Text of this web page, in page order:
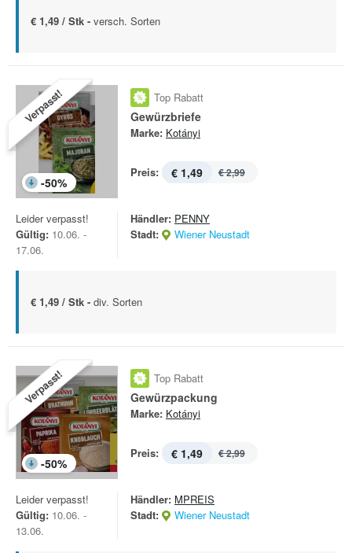
€ 1,49 / Stk - versch. Sorten
Verpasst!
-50%
Top Rabatt
Gewürzbriefe
Marke: Kotányi
Preis: € 1,49 € 2,99
Leider verpasst!
Gültig: 10.06. -
17.06.
Händler: PENNY
Stadt:
Wiener Neustadt
€ 1,49 / Stk - div. Sorten
Verpasst!
-50%
Top Rabatt
Gewürzpackung
Marke: Kotányi
Preis: € 1,49 € 2,99
Leider verpasst!
Gültig: 10.06. -
13.06.
Händler: MPREIS
Stadt:
Wiener Neustadt